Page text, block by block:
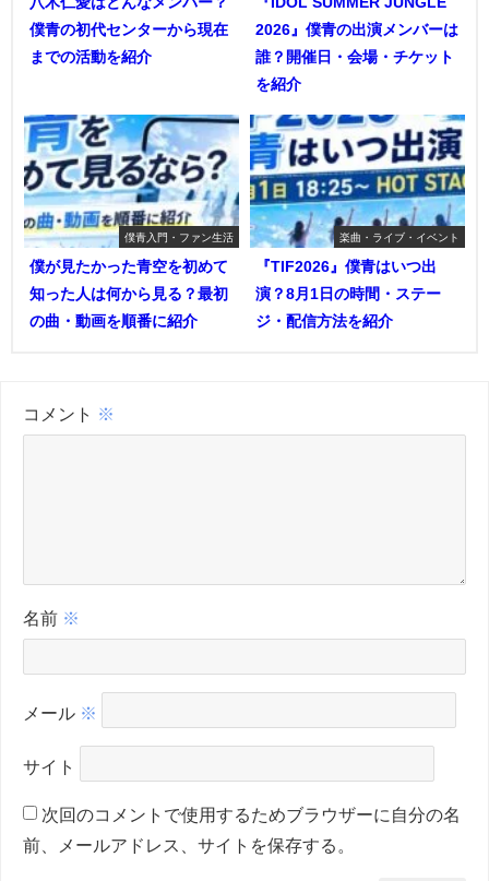
僕青の初代センターから現在
までの活動を紹介
2026』僕青の出演メンバーは
誰？開催日・会場・チケット
を紹介
僕青入門・ファン生活
僕が見たかった青空を初めて
知った人は何から見る？最初
の曲・動画を順番に紹介
楽曲・ライブ・イベント
『TIF2026』僕青はいつ出
演？8月1日の時間・ステー
ジ・配信方法を紹介
コメント ※
名前 ※
メール ※
サイト
次回のコメントで使用するためブラウザーに自分の名
前、メールアドレス、サイトを保存する。